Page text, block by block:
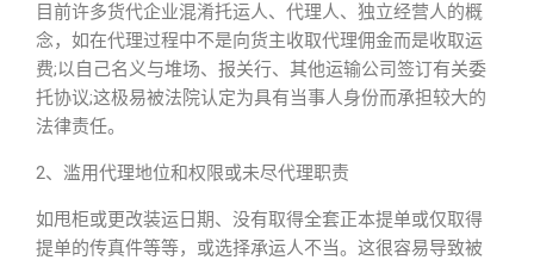
目前许多货代企业混淆托运人、代理人、独立经营人的概
念，如在代理过程中不是向货主收取代理佣金而是收取运
费;以自己名义与堆场、报关行、其他运输公司签订有关委
托协议;这极易被法院认定为具有当事人身份而承担较大的
法律责任。
2、滥用代理地位和权限或未尽代理职责
如甩柜或更改装运日期、没有取得全套正本提单或仅取得
提单的传真件等等，或选择承运人不当。这很容易导致被